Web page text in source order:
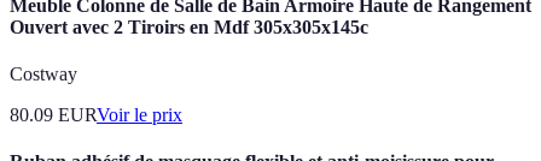
Meuble Colonne de Salle de Bain Armoire Haute de Rangement
Ouvert avec 2 Tiroirs en Mdf 305x305x145c
Costway
80.09 EURVoir le prix